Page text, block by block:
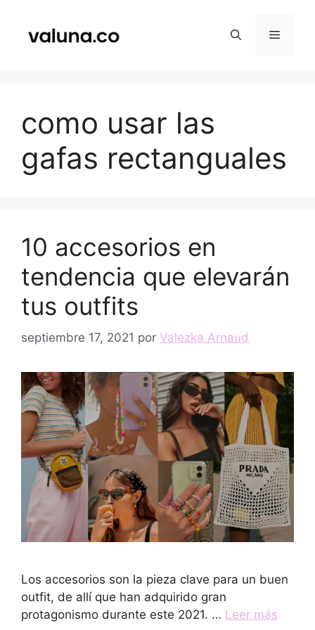
contenido
Menú
como usar las
gafas rectanguales
10 accesorios en
tendencia que elevarán
tus outfits
septiembre 17, 2021 por Valezka Arnaud
Los accesorios son la pieza clave para un buen
outfit, de allí que han adquirido gran
protagonismo durante este 2021. … Leer más